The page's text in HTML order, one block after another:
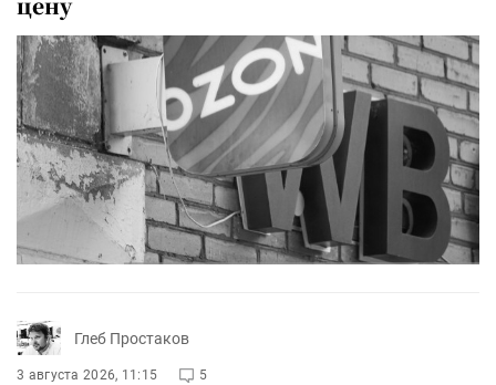
Глеб Простаков
3 августа 2026, 11:15 5